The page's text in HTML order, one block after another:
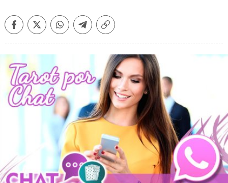
FacebookTwitterWhatsappTelegramCopiar